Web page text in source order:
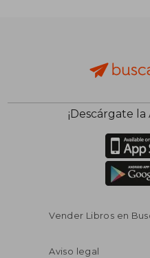
¡Descárgate la
Vender Libros en
Aviso legal